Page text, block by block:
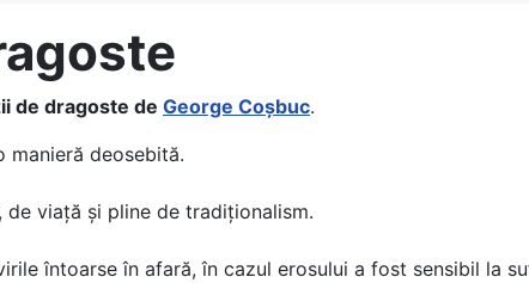
de dragoste de George Coșbuc.
manieră deosebită.
viață și pline de tradiționalism.
întoarse în afară, în cazul erosului a fost sensi­bil la